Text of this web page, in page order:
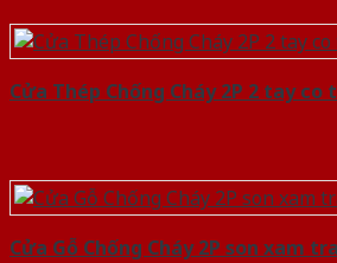
Cửa Thép Chống Cháy 2P 2 tay co
Cửa Gỗ Chống Cháy 2P son xam